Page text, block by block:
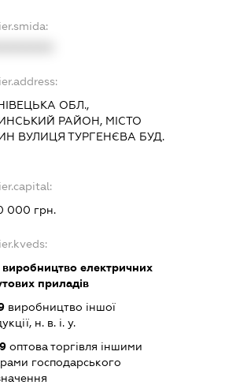
ОБЛ.,
РАЙОН, МІСТО
ВУЛИЦЯ ТУРГЕНЄВА БУД.
000 грн.
електричних
приладів
виробництво іншої
н. в. і. у.
оптова торгівля іншими
господарського